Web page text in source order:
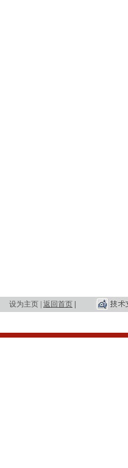
设为主页 返回首页